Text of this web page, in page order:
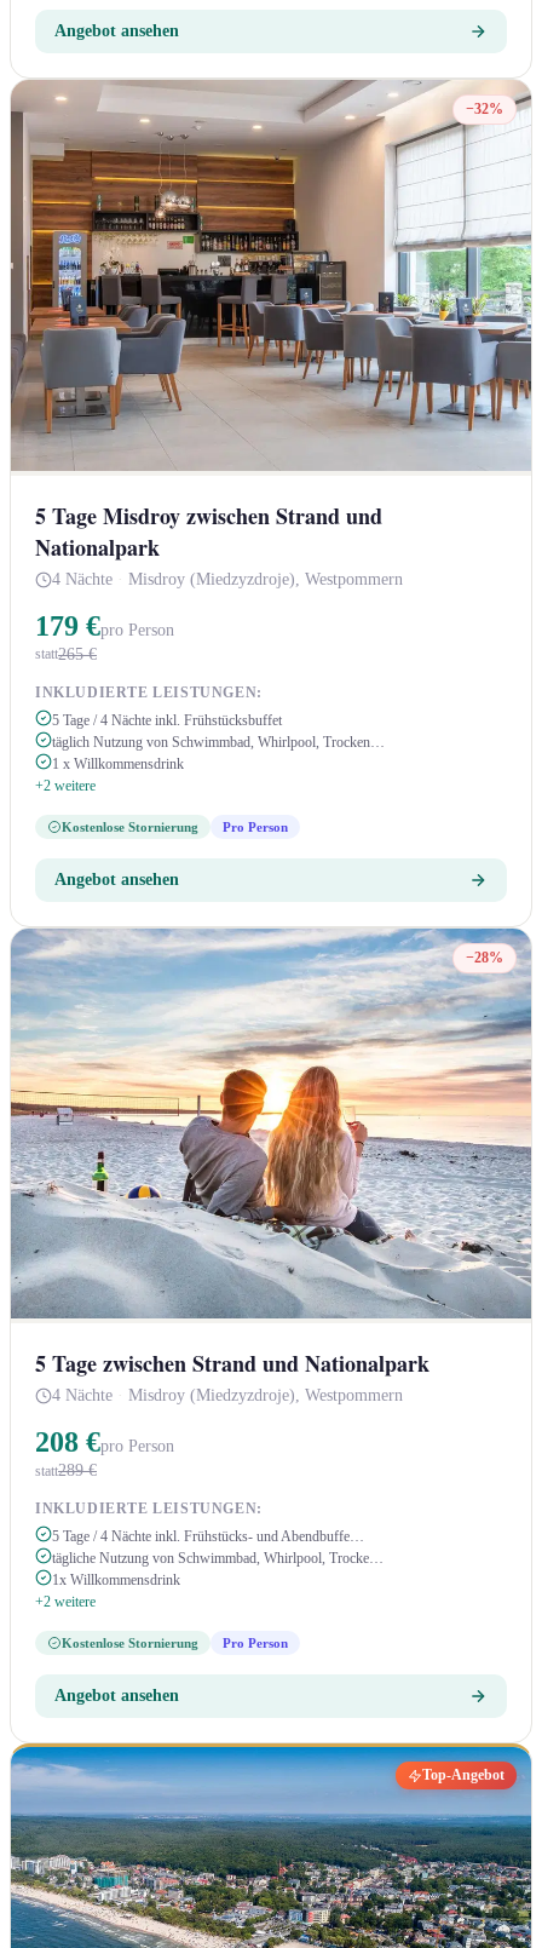
Angebot ansehen
−32%
5 Tage Misdroy zwischen Strand und
Nationalpark
4 Nächte · Misdroy (Miedzyzdroje), Westpommern
179 €pro Person
statt265 €
INKLUDIERTE LEISTUNGEN:
5 Tage / 4 Nächte inkl. Frühstücksbuffet
täglich Nutzung von Schwimmbad, Whirlpool, Trocken…
1 x Willkommensdrink
+2 weitere
Kostenlose Stornierung Pro Person
Angebot ansehen
−28%
5 Tage zwischen Strand und Nationalpark
4 Nächte · Misdroy (Miedzyzdroje), Westpommern
208 €pro Person
statt289 €
INKLUDIERTE LEISTUNGEN:
5 Tage / 4 Nächte inkl. Frühstücks- und Abendbuffe…
tägliche Nutzung von Schwimmbad, Whirlpool, Trocke…
1x Willkommensdrink
+2 weitere
Kostenlose Stornierung Pro Person
Angebot ansehen
Top-Angebot